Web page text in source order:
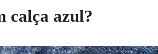
calça azul?